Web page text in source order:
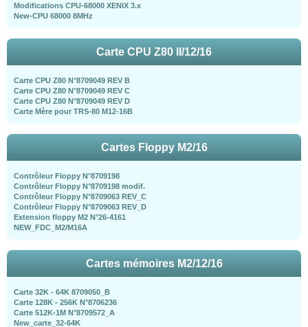
Modifications CPU-68000 XENIX 3.x
New-CPU 68000 8MHz
Carte CPU Z80 II/12/16
Carte CPU Z80 N°8709049 REV B
Carte CPU Z80 N°8709049 REV C
Carte CPU Z80 N°8709049 REV D
Carte Mère pour TRS-80 M12-16B
Cartes Floppy M2/16
Contrôleur Floppy N°8709198
Contrôleur Floppy N°8709198 modif.
Contrôleur Floppy N°8709063 REV_C
Contrôleur Floppy N°8709063 REV_D
Extension floppy M2 N°26-4161
NEW_FDC_M2/M16A
Cartes mémoires M2/12/16
Carte 32K - 64K 8709050_B
Carte 128K - 256K N°8706236
Carte 512K-1M N°8709572_A
New_carte_32-64K